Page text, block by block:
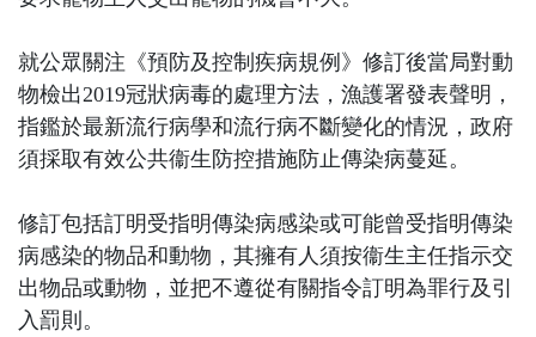
就公眾關注《預防及控制疾病規例》修訂後當局對動
物檢出2019冠狀病毒的處理方法，漁護署發表聲明，
指鑑於最新流行病學和流行病不斷變化的情況，政府
須採取有效公共衞生防控措施防止傳染病蔓延。
修訂包括訂明受指明傳染病感染或可能曾受指明傳染
病感染的物品和動物，其擁有人須按衞生主任指示交
出物品或動物，並把不遵從有關指令訂明為罪行及引
入罰則。